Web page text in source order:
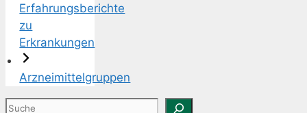
Erfahrungsberichte
zu
Erkrankungen
Arzneimittelgruppen
Suchen